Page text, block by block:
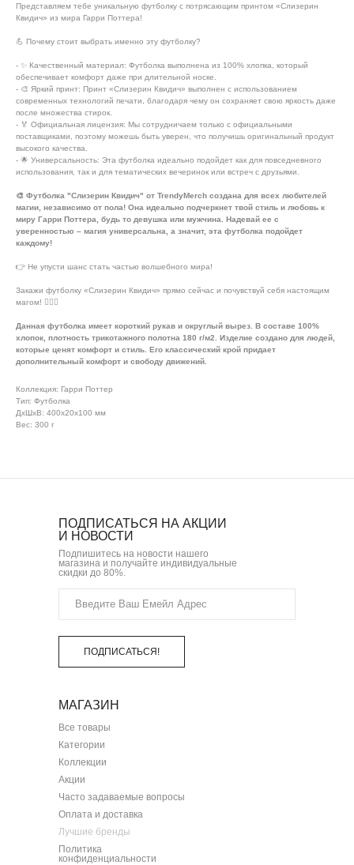
Представляем тебе уникальную футболку с потрясающим принтом «Слизерин
Квидич» из мира Гарри Поттера!
💪 Почему стоит выбрать именно эту футболку?
- ✨ Качественный материал: Футболка выполнена из 100% хлопка, который
обеспечивает комфорт даже при длительной носке.
- 🎨 Яркий принт: Принт «Слизерин Квидич» выполнен с использованием
современных технологий печати, благодаря чему он сохраняет свою яркость даже
после множества стирок.
- 🏅 Официальная лицензия: Мы сотрудничаем только с официальными
поставщиками, поэтому можешь быть уверен, что получишь оригинальный продукт
высокого качества.
- 🌟 Универсальность: Эта футболка идеально подойдет как для повседневного
использования, так и для тематических вечеринок или встреч с друзьями.
🎨 Футболка "Слизерин Квидич" от TrendyMerch создана для всех любителей
магии, независимо от пола! Она идеально подчеркнет твой стиль и любовь к
миру Гарри Поттера, будь то девушка или мужчина. Надевай ее с
уверенностью – магия универсальна, а значит, эта футболка подойдет
каждому!
👉 Не упусти шанс стать частью волшебного мира!
Закажи футболку «Слизерин Квидич» прямо сейчас и почувствуй себя настоящим
магом! 🧙‍♂️✨
Данная футболка имеет короткий рукав и округлый вырез. В составе 100%
хлопок, плотность трикотажного полотна 180 г/м2. Изделие создано для людей,
которые ценят комфорт и стиль. Его классический крой придает
дополнительный комфорт и свободу движений.
Коллекция: Гарри Поттер
Тип: Футболка
ДxШxВ: 400x20x100 мм
Вес: 300 г
ПОДПИСАТЬСЯ НА АКЦИИ
И НОВОСТИ
Подпишитесь на новости нашего
магазина и получайте индивидуальные
скидки до 80%.
ПОДПИСАТЬСЯ!
МАГАЗИН
Все товары
Категории
Коллекции
Акции
Часто задаваемые вопросы
Оплата и доставка
Лучшие бренды
Политика
конфиденциальности